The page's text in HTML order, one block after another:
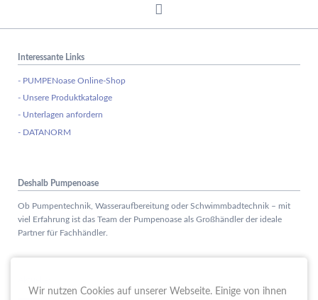
Interessante Links
- PUMPENoase Online-Shop
- Unsere Produktkataloge
- Unterlagen anfordern
- DATANORM
Deshalb Pumpenoase
Ob Pumpentechnik, Wasseraufbereitung oder Schwimmbadtechnik – mit
viel Erfahrung ist das Team der Pumpenoase als Großhändler der ideale
Partner für Fachhändler.
Wir nutzen Cookies auf unserer Webseite. Einige von ihnen